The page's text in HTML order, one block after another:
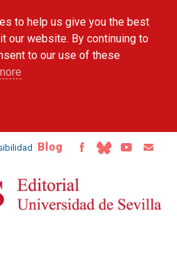
to help us give you the best
our website. By continuing to
to our use of these
Blog